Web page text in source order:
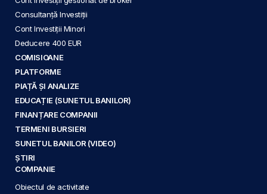
Consultanță Investiții
Cont Investiții Minori
Deducere 400 EUR
COMISIOANE
PLATFORME
PIAȚĂ ȘI ANALIZE
EDUCAȚIE (SUNETUL BANILOR)
FINANȚARE COMPANII
TERMENI BURSIERI
SUNETUL BANILOR (VIDEO)
ȘTIRI
COMPANIE
Obiectul de activitate